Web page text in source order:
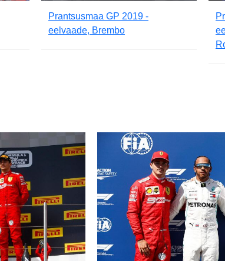
Prantsusmaa GP 2019 -
eelvaade, Brembo